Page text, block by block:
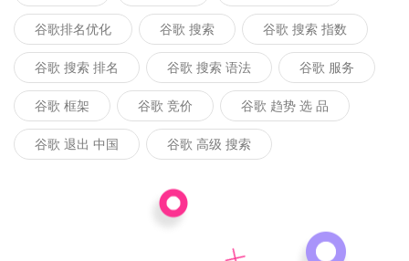
谷歌排名优化 谷歌 搜索 谷歌 搜索 指数
谷歌 搜索 排名 谷歌 搜索 语法 谷歌 服务
谷歌 框架 谷歌 竞价 谷歌 趋势 选 品
谷歌 退出 中国 谷歌 高级 搜索